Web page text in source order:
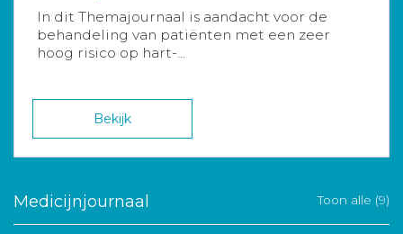
In dit Themajournaal is aandacht voor de
behandeling van patiënten met een zeer
hoog risico op hart-...
Bekijk
Medicijnjournaal Toon alle (9)